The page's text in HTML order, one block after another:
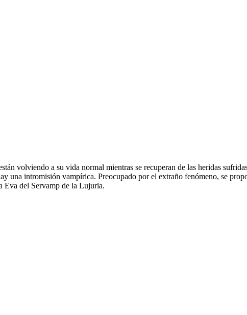
volviendo a su vida normal mientras se recuperan de las heridas
una intromisión vampírica. Preocupado por el extraño fenómeno, se
Eva del Servamp de la Lujuria.